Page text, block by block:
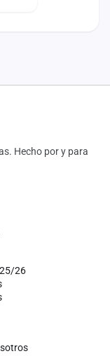
Hecho por y para
26